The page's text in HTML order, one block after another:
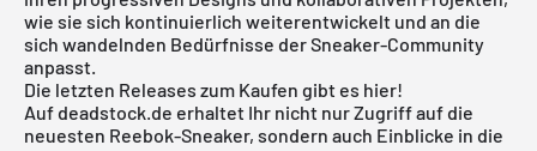
wie sie sich kontinuierlich weiterentwickelt und an die
sich wandelnden Bedürfnisse der Sneaker-Community
anpasst.
Die letzten Releases zum Kaufen gibt es hier!
Auf deadstock.de erhaltet Ihr nicht nur Zugriff auf die
neuesten Reebok-Sneaker, sondern auch Einblicke in die